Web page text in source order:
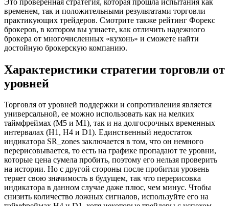
временем, так и положительными результатами торговли
практикующих трейдеров. Смотрите также рейтинг Форекс
брокеров, в котором вы узнаете, как отличить надежного
брокера от многочисленных «кухонь» и сможете найти
достойную брокерскую компанию.
Характеристики стратегии торговли от
уровней
Торговля от уровней поддержки и сопротивления является
универсальной, ее можно использовать как на мелких
таймфреймах (M5 и M1), так и на долгосрочных временных
интервалах (H1, H4 и D1). Единственный недостаток
индикатора SR_zones заключается в том, что он немного
перерисовывается, то есть на графике пропадают те уровни,
которые цена сумела пробить, поэтому его нельзя проверить
на истории. Но с другой стороны после пробития уровень
теряет свою значимость в будущем, так что перерисовка
индикатора в данном случае даже плюс, чем минус. Чтобы
снизить количество ложных сигналов, используйте его на